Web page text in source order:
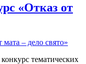
«Отказ от
тематических